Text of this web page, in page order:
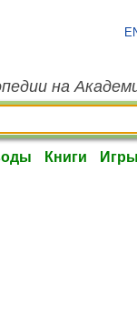
на
Книги